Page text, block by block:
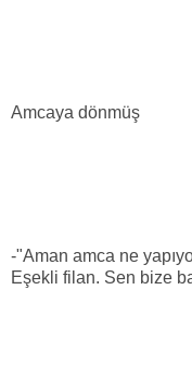
Amcaya dönmüş
-"Aman amca ne
Eşekli filan. Sen bize